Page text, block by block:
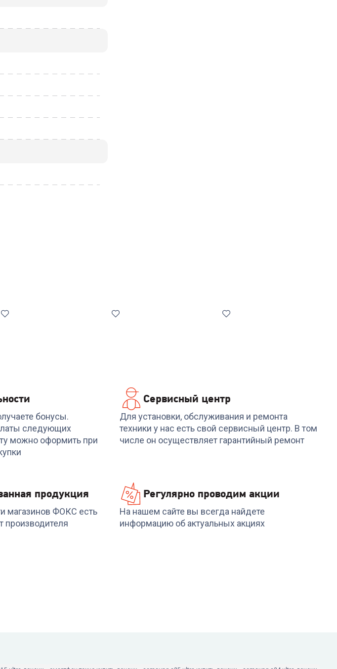
Код:
Стиральная машина
GORENJE
W1NHPI60SCSIRV
(WFLP6010)
+1 469 бонусов
Код:7019987
Стиральная машина
MAUNFELD
MFWM127WH
+1 469 бонусов
SAMSUNG WW
70A6S23AE
+1 619бонусов
бонусы.
следующих
можно оформить при
Сервисный центр
Для установки, обслуживания и ремонта
техники у нас есть свой сервисный центр. В том
числе он осуществляет гарантийный ремонт
продукция
магазинов ФОКС есть
производителя
Регулярно проводим акции
На нашем сайте вы всегда найдете
информацию об актуальных акциях